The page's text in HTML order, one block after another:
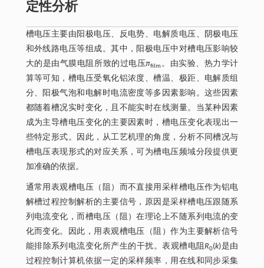
定性分析
槽电压主要由阳极电压、反电势、电解质电压、阴极电压
和外线路电压等组成。其中，阳极电压中对槽电压影响较
大的是由气膜电阻所致的过电压πfilm 。由实验、热力学计
算等可知，槽电压受氧化铝浓度、槽温、极距、电解质组
分、阳极气泡和电解时电流密度等多因素影响。这些因素
都随着槽况实时变化，且不能实时在线测量。当某种因素
成为主导槽电压变化的主要因素时，槽电压变化表现出一
些特定形式。因此，从工艺机理的角度，分析不同槽况与
槽电压表现形式的对应关系，可为槽电压频域分段提供更
加准确的依据。
通常用表观槽电压（阻）而不直接用采样槽电压作为铝电
解槽过程控制解析的主要信号，原因是采样槽电压跟随系
列电流变化，而槽电压（阻）在理论上不随系列电流的变
化而变化。因此，用表观槽电压（阻）作为主要解析信号
能排除系列电流变化所产生的干扰。表观槽电阻R0(k)是由
过程控制计算机依据一定的采样频率，用在线和同步采集